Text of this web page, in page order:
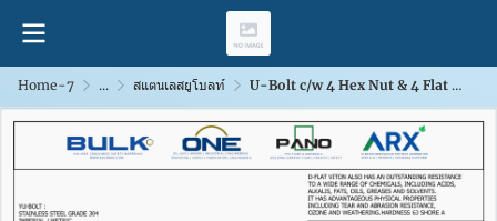
Home-7 ... สแตนเลสยูโบลท์ U-Bolt c/w 4 Hex Nut & 4 Flat Washers [SS304] With D-Flat